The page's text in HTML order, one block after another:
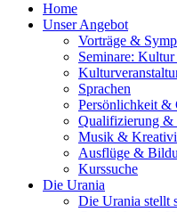
Home
Unser Angebot
Vorträge &
Seminare:
Sprachen
Persönlichkeit &
Qualifizierung
Musik &
Ausflüge &
Kurssuche
Die Urania
Die Urania stellt